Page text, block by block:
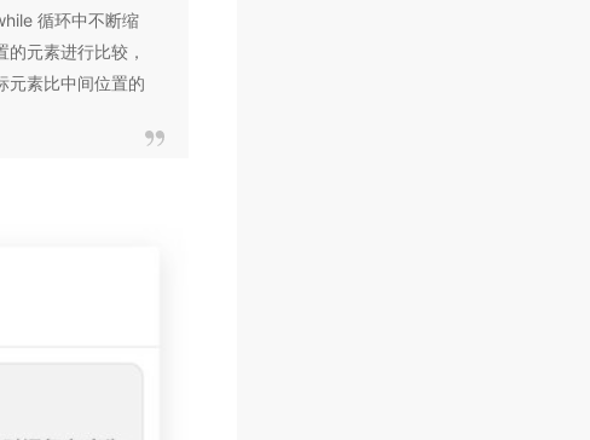
循环中不断缩
的元素进行比较，
元素比中间位置的